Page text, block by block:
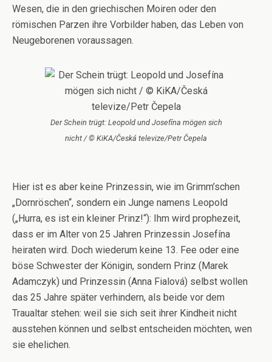
Wesen, die in den griechischen Moiren oder den
römischen Parzen ihre Vorbilder haben, das Leben von
Neugeborenen voraussagen.
Der Schein trügt: Leopold und Josefína mögen sich
nicht / © KiKA/Česká televize/Petr Čepela
Hier ist es aber keine Prinzessin, wie im Grimm’schen
„Dornröschen“, sondern ein Junge namens Leopold
(„Hurra, es ist ein kleiner Prinz!“): Ihm wird prophezeit,
dass er im Alter von 25 Jahren Prinzessin Josefína
heiraten wird. Doch wiederum keine 13. Fee oder eine
böse Schwester der Königin, sondern Prinz (Marek
Adamczyk) und Prinzessin (Anna Fialová) selbst wollen
das 25 Jahre später verhindern, als beide vor dem
Traualtar stehen: weil sie sich seit ihrer Kindheit nicht
ausstehen können und selbst entscheiden möchten, wen
sie ehelichen.